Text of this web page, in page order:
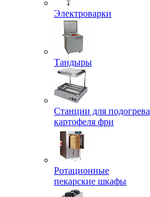
Электроварки
Тандыры
Станции для подогрева
картофеля фри
Ротационные
пекарские шкафы